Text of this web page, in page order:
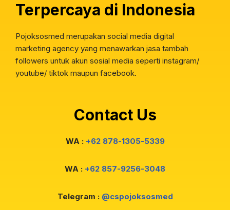
Terpercaya di Indonesia
Pojoksosmed merupakan social media digital
marketing agency yang menawarkan jasa tambah
followers untuk akun sosial media seperti instagram/
youtube/ tiktok maupun facebook.
Contact Us
WA : +62 878-1305-5339
WA : +62 857-9256-3048
Telegram : @cspojoksosmed